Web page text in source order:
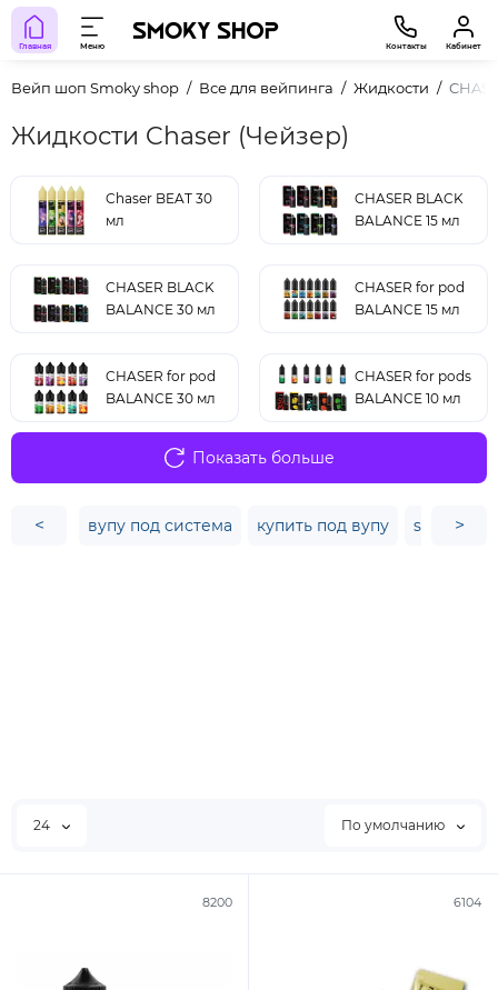
Главная Меню Контакты Кабинет
Вейп шоп Smoky shop Все для вейпинга Жидкости
Жидкости Chaser (Чейзер)
Chaser BEAT 30
мл
CHASER BLACK
BALANCE 15 мл
CHASER BLACK
BALANCE 30 мл
CHASER for pod
BALANCE 15 мл
CHASER for pod
BALANCE 30 мл
CHASER for pods
BALANCE 10 мл
Показать больше
< вупу под система купить под вупу smok под
>
24 По умолчанию
8200 6104